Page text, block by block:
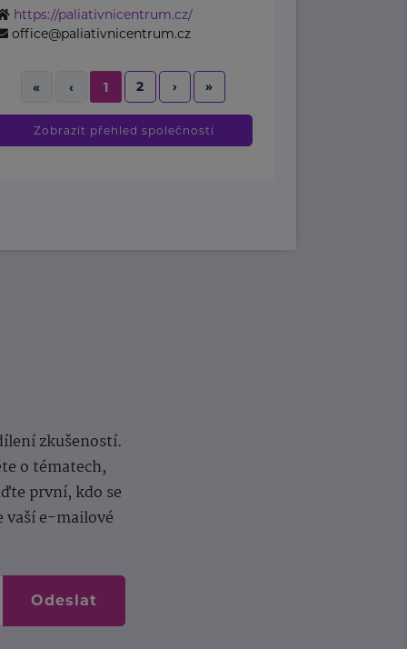
https://paliativnicentrum.cz/
office@paliativnicentrum.cz
« ‹ 1 2 › »
Zobrazit přehled společností
zkušeností.
o tématech,
první, kdo se
vaší e-mailové
Odeslat